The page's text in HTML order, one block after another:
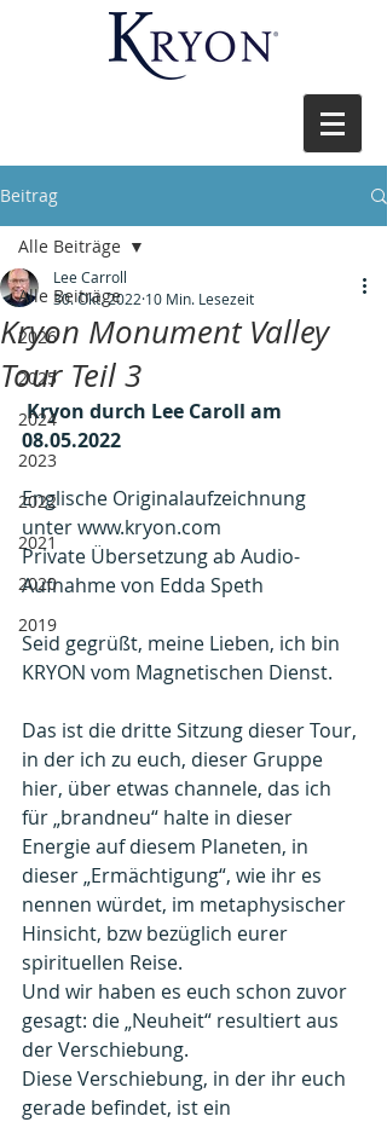
Beitrag
Alle Beiträge
2026
2025
2024
2023
2022
2021
2020
2019
Alle Beiträge
Kryon Monument Valley
Tour Teil 3
Lee Carroll
30. Okt. 2022 10 Min. Lesezeit
Kryon durch Lee Caroll am
08.05.2022
Englische Originalaufzeichnung
unter www.kryon.com
Private Übersetzung ab Audio-
Aufnahme von Edda Speth
Seid gegrüßt, meine Lieben, ich bin
KRYON vom Magnetischen Dienst.
Das ist die dritte Sitzung dieser Tour,
in der ich zu euch, dieser Gruppe
hier, über etwas channele, das ich
für „brandneu“ halte in dieser
Energie auf diesem Planeten, in
dieser „Ermächtigung“, wie ihr es
nennen würdet, im metaphysischer
Hinsicht, bzw bezüglich eurer
spirituellen Reise.
Und wir haben es euch schon zuvor
gesagt: die „Neuheit“ resultiert aus
der Verschiebung.
Diese Verschiebung, in der ihr euch
gerade befindet, ist ein